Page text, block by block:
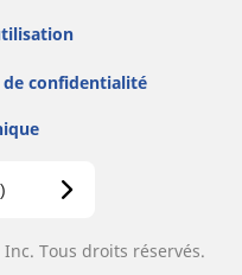
confidentialité
Tous droits réservés.